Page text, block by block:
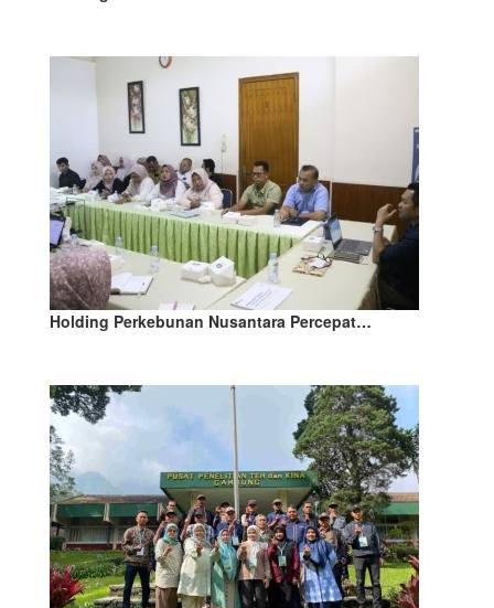
Holding Perkebunan Nusantara Percepat…